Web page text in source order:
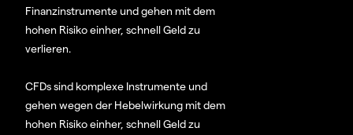
Finanzinstrumente und gehen mit dem
hohen Risiko einher, schnell Geld zu
verlieren.
CFDs sind komplexe Instrumente und
gehen wegen der Hebelwirkung mit dem
hohen Risiko einher, schnell Geld zu